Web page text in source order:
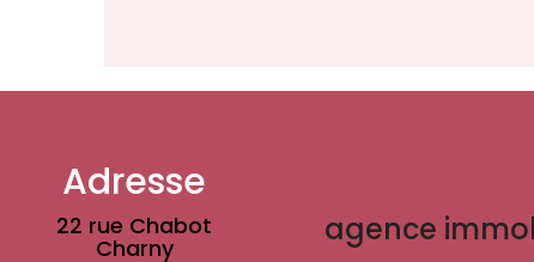
Adresse
22 rue Chabot
Charny agence